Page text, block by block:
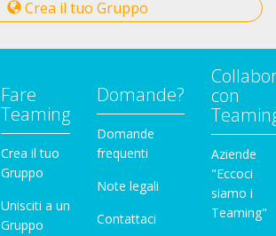
Crea il tuo Gruppo
Fare
Teaming
Crea il tuo
Gruppo
Unisciti a un
Gruppo
Domande?
Domande
frequenti
Note legali
Contattaci
con
Aziende
"Eccoci
siamo i
Teaming"